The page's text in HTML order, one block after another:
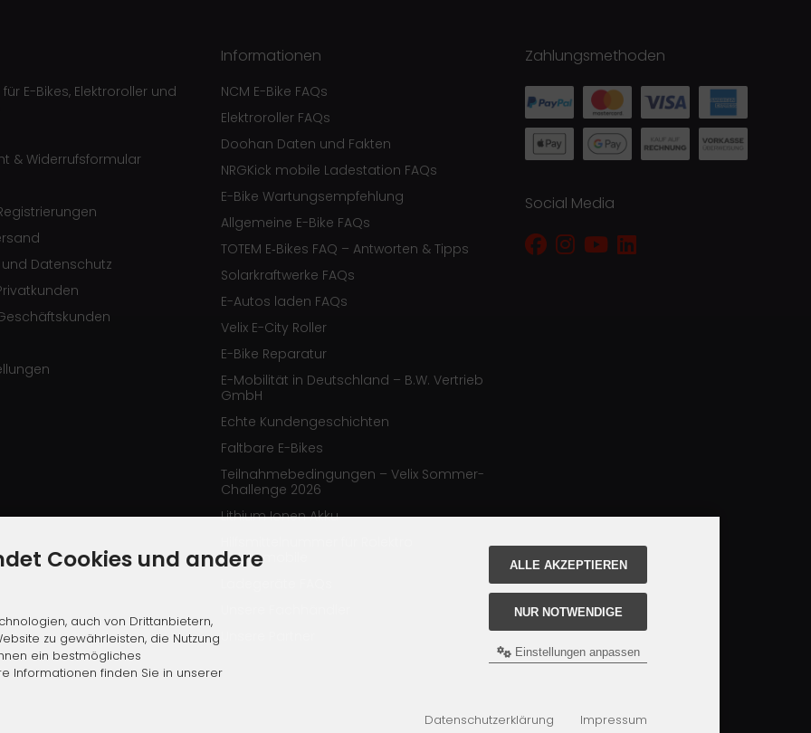
E-Bikes, Elektroroller und
& Widerrufsformular
Datenschutz
Informationen
NCM E-Bike FAQs
Elektroroller FAQs
Doohan Daten und Fakten
NRGKick mobile Ladestation FAQs
E-Bike Wartungsempfehlung
Allgemeine E-Bike FAQs
TOTEM E‑Bikes FAQ – Antworten & Tipps
Solarkraftwerke FAQs
E-Autos laden FAQs
Velix E-City Roller
E-Bike Reparatur
E-Mobilität in Deutschland – B.W. Vertrieb
GmbH
Echte Kundengeschichten
Faltbare E-Bikes
Teilnahmebedingungen – Velix Sommer-
Challenge 2026
Lithium Ionen Akku
Elektromobile
Zahlungsmethoden
Social Media
Cookies und andere
auch von Drittanbietern,
zu gewährleisten, die Nutzung
ein bestmögliches
Informationen finden Sie in unserer
ALLE AKZEPTIEREN
NUR NOTWENDIGE
Einstellungen anpassen
Datenschutzerklärung Impressum